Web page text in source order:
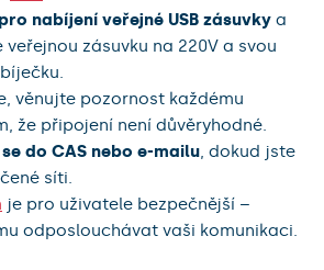
nabíjení veřejné USB zásuvky a
zásuvku na 220V a svou
věnujte pozornost každému
že připojení není důvěryhodné.
do CAS nebo e-mailu , dokud jste
síti.
je pro uživatele bezpečnější –
odposlouchávat vaši komunikaci.